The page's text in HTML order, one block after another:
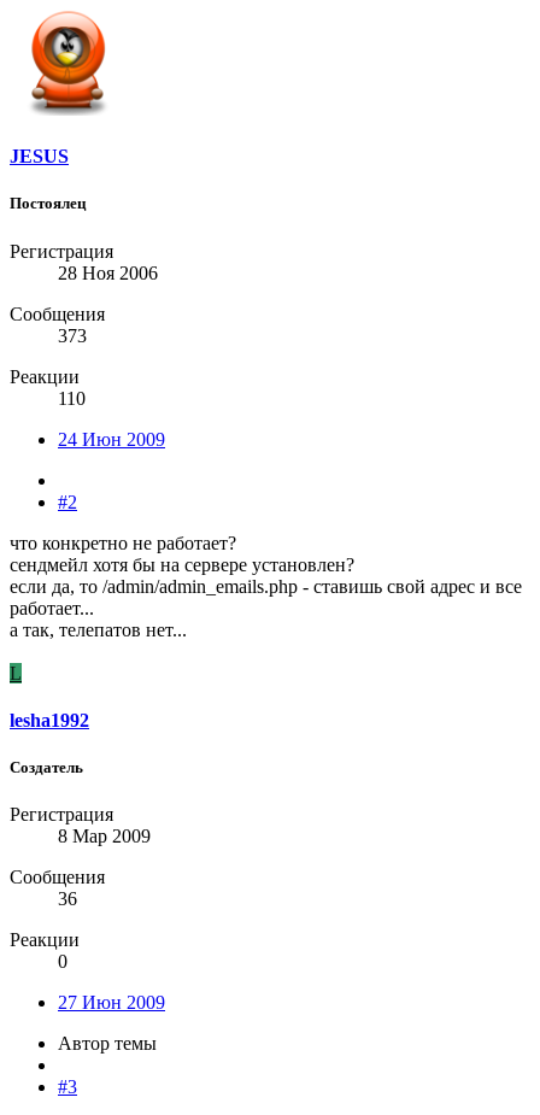
JESUS
Постоялец
Регистрация
28 Ноя 2006
Сообщения
373
Реакции
110
24 Июн 2009
#2
что конкретно не работает?
сендмейл хотя бы на сервере установлен?
если да, то /admin/admin_emails.php - ставишь свой адрес и все
работает...
а так, телепатов нет...
L
lesha1992
Создатель
Регистрация
8 Мар 2009
Сообщения
36
Реакции
0
27 Июн 2009
Автор темы
#3